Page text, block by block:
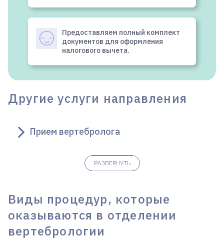
Предоставляем полный комплект
документов для оформления
налогового вычета.
Другие услуги направления
Прием вертебролога
РАЗВЕРНУТЬ
Виды процедур, которые
оказываются в отделении
вертебрологии